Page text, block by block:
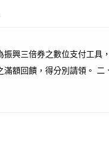
興三倍券之數位支付工具
額回饋，得分別請領。 二